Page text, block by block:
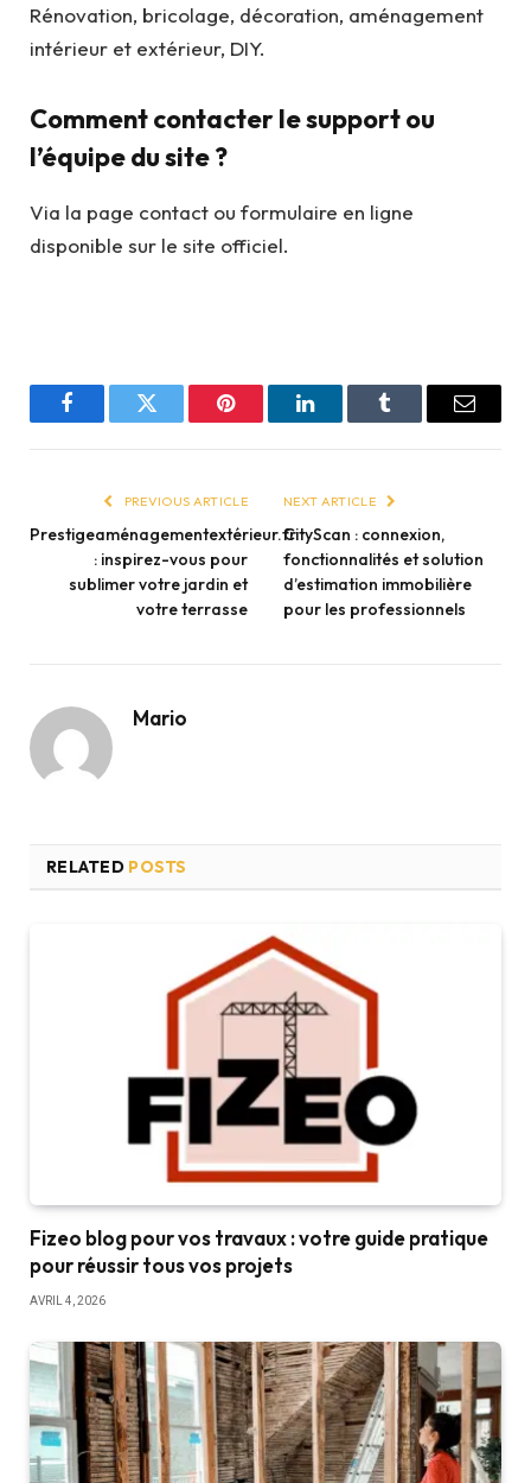
Rénovation, bricolage, décoration, aménagement
intérieur et extérieur, DIY.
Comment contacter le support ou
l’équipe du site ?
Via la page contact ou formulaire en ligne
disponible sur le site officiel.
FacebookTwitter Pinterest LinkedInTumblr Email
PREVIOUS ARTICLE
Prestigeaménagementextérieur.fr
: inspirez-vous pour
sublimer votre jardin et
votre terrasse
NEXT ARTICLE
CityScan : connexion,
fonctionnalités et solution
d’estimation immobilière
pour les professionnels
Mario
RELATED POSTS
Fizeo blog pour vos travaux : votre guide pratique
pour réussir tous vos projets
AVRIL 4, 2026